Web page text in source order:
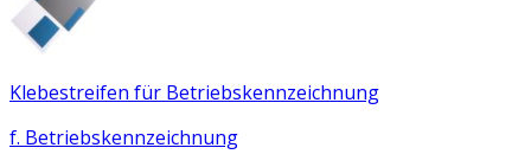
Klebestreifen für Betriebskennzeichnung
f. Betriebskennzeichnung